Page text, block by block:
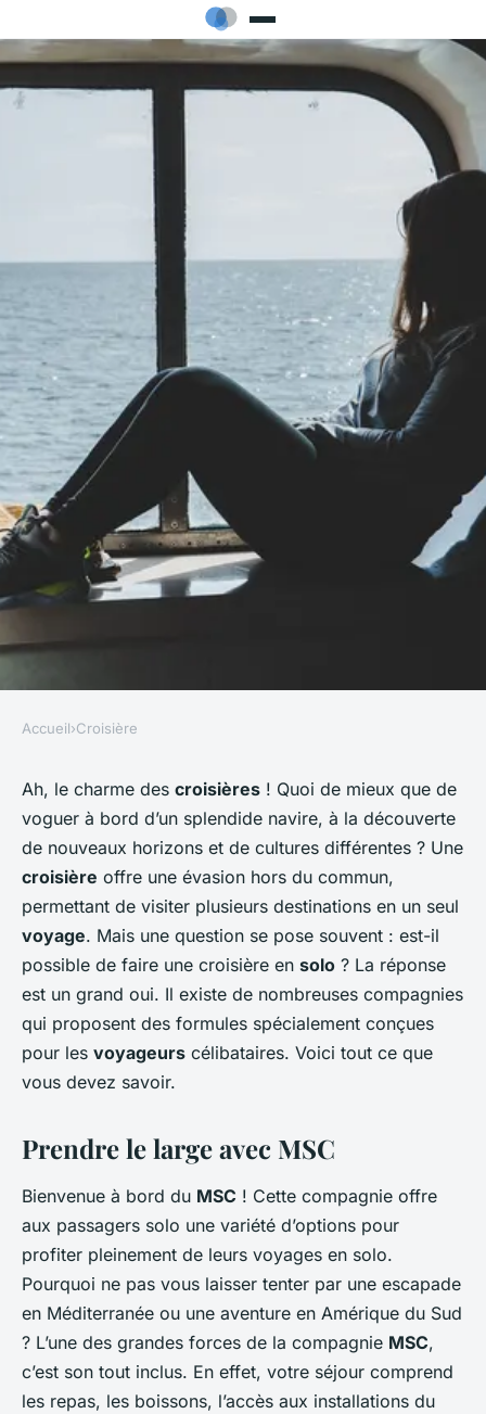
Peut-on faire une croisière en
solo ?
Guillaume• 12 février 2024•6 min de lecture
Accueil›Croisière
Ah, le charme des croisières ! Quoi de mieux que de
voguer à bord d’un splendide navire, à la découverte
de nouveaux horizons et de cultures différentes ? Une
croisière offre une évasion hors du commun,
permettant de visiter plusieurs destinations en un seul
voyage. Mais une question se pose souvent : est-il
possible de faire une croisière en solo ? La réponse
est un grand oui. Il existe de nombreuses compagnies
qui proposent des formules spécialement conçues
pour les voyageurs célibataires. Voici tout ce que
vous devez savoir.
Prendre le large avec MSC
Bienvenue à bord du MSC ! Cette compagnie offre
aux passagers solo une variété d’options pour
profiter pleinement de leurs voyages en solo.
Pourquoi ne pas vous laisser tenter par une escapade
en Méditerranée ou une aventure en Amérique du Sud
? L’une des grandes forces de la compagnie MSC,
c’est son tout inclus. En effet, votre séjour comprend
les repas, les boissons, l’accès aux installations du